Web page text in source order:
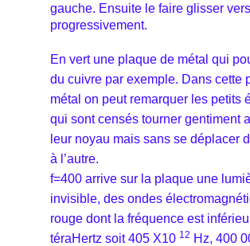
gauche. Ensuite le faire glisser
progressivement.
En vert une plaque de métal qui
du cuivre par exemple. Dans cette
métal on peut remarquer les petits
qui sont censés tourner gentiment
leur noyau mais sans se déplacer
à l’autre.
f=400 arrive sur la plaque une
invisible, des ondes
rouge dont la fréquence est
téraHertz soit 405 X10 12 Hz, 400